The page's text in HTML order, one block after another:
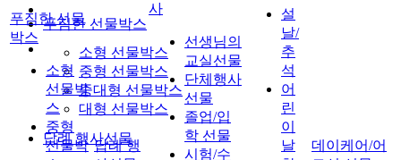
푸짐한 선물박스
소형 선물박스
중형 선물박스
중대형 선물박스
대형 선물박스
답례 행사선물
푸짐한 선물
박스
소형
선물박
스
중형
선물박 답례 행
사
선생님의
교실선물
단체행사
선물
졸업/입
학 선물
시험/수
설
날/
추
석
어
린
이
날
데이케어/어